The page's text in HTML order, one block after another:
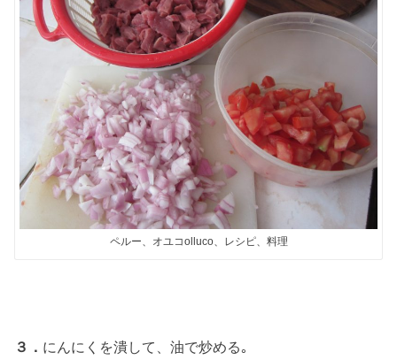
ペルー、オユコolluco、レシピ、料理
３． にんにくを潰して、油で炒める｡